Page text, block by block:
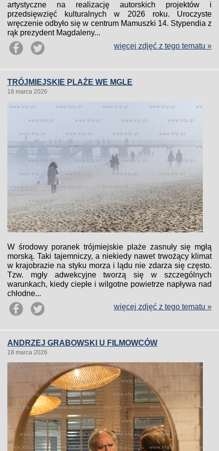
artystyczne na realizację autorskich projektów i
przedsięwzięć kulturalnych w 2026 roku. Uroczyste
wręczenie odbyło się w centrum Mamuszki 14. Stypendia z
rąk prezydent Magdaleny...
więcej zdjęć z tego tematu »
TRÓJMIEJSKIE PLAŻE WE MGLE
18 marca 2026
W środowy poranek trójmiejskie plaże zasnuły się mgłą
morską. Taki tajemniczy, a niekiedy nawet trwożący klimat
w krajobrazie na styku morza i lądu nie zdarza się często.
Tzw. mgły adwekcyjne tworzą się w szczególnych
warunkach, kiedy ciepłe i wilgotne powietrze napływa nad
chłodne...
więcej zdjęć z tego tematu »
ANDRZEJ GRABOWSKI U FILMOWCÓW
18 marca 2026